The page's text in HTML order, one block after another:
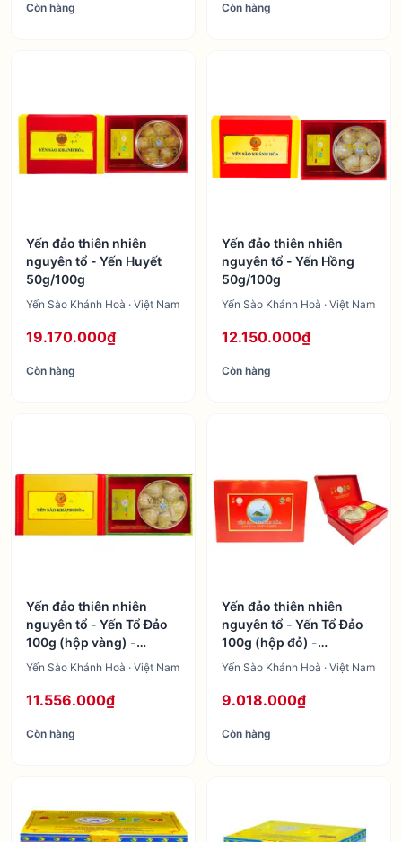
Còn hàng Còn hàng
Yến đảo thiên nhiên
nguyên tổ - Yến Huyết
50g/100g
Yến Sào Khánh Hoà · Việt Nam
19.170.000₫
Còn hàng
Yến đảo thiên nhiên
nguyên tổ - Yến Hồng
50g/100g
Yến Sào Khánh Hoà · Việt Nam
12.150.000₫
Còn hàng
Yến đảo thiên nhiên
nguyên tổ - Yến Tổ Đảo
100g (hộp vàng) -
TP1/TP2
Yến Sào Khánh Hoà · Việt Nam
11.556.000₫
Còn hàng
Yến đảo thiên nhiên
nguyên tổ - Yến Tổ Đảo
100g (hộp đỏ) -
TP3/TP4/TP5
Yến Sào Khánh Hoà · Việt Nam
9.018.000₫
Còn hàng